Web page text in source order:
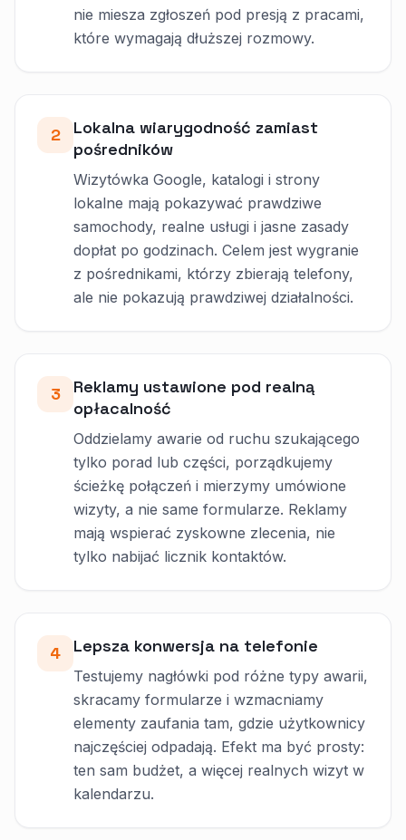
nie miesza zgłoszeń pod presją z pracami,
które wymagają dłuższej rozmowy.
2
Lokalna wiarygodność zamiast
pośredników
Wizytówka Google, katalogi i strony
lokalne mają pokazywać prawdziwe
samochody, realne usługi i jasne zasady
dopłat po godzinach. Celem jest wygranie
z pośrednikami, którzy zbierają telefony,
ale nie pokazują prawdziwej działalności.
3
Reklamy ustawione pod realną
opłacalność
Oddzielamy awarie od ruchu szukającego
tylko porad lub części, porządkujemy
ścieżkę połączeń i mierzymy umówione
wizyty, a nie same formularze. Reklamy
mają wspierać zyskowne zlecenia, nie
tylko nabijać licznik kontaktów.
4 Lepsza konwersja na telefonie
Testujemy nagłówki pod różne typy awarii,
skracamy formularze i wzmacniamy
elementy zaufania tam, gdzie użytkownicy
najczęściej odpadają. Efekt ma być prosty:
ten sam budżet, a więcej realnych wizyt w
kalendarzu.